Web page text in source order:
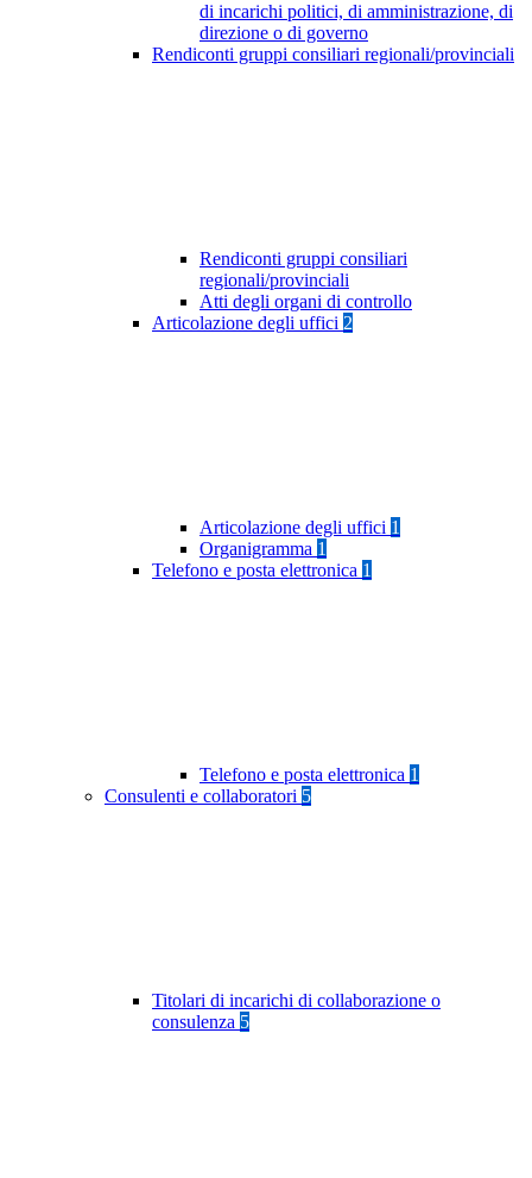
di incarichi politici, di amministrazione, di
direzione o di governo
Rendiconti gruppi consiliari regionali/provinciali
Rendiconti gruppi consiliari
regionali/provinciali
Atti degli organi di controllo
Articolazione degli uffici 2
Articolazione degli uffici 1
Organigramma 1
Telefono e posta elettronica 1
Telefono e posta elettronica 1
Consulenti e collaboratori 5
Titolari di incarichi di collaborazione o
consulenza 5